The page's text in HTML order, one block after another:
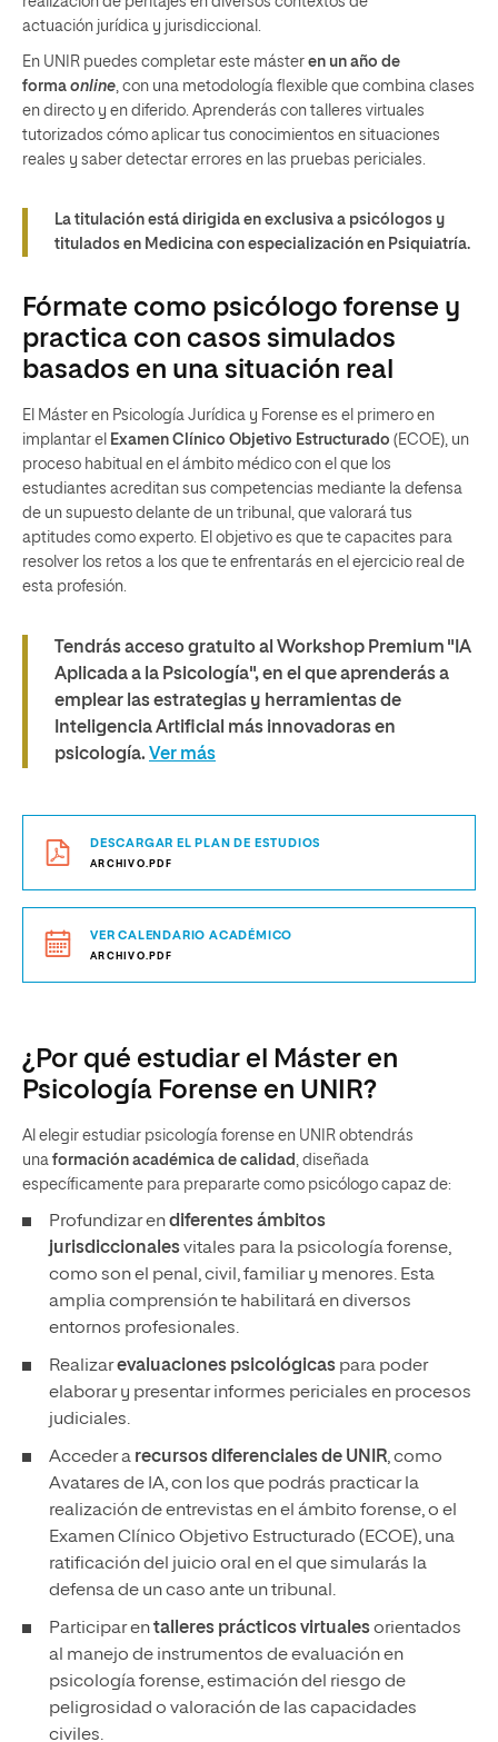
actuación jurídica y jurisdiccional.
En UNIR puedes completar este máster en un año de
forma online, con una metodología flexible que combina clases
en directo y en diferido. Aprenderás con talleres virtuales
tutorizados cómo aplicar tus conocimientos en situaciones
reales y saber detectar errores en las pruebas periciales.
La titulación está dirigida en exclusiva a psicólogos y
titulados en Medicina con especialización en Psiquiatría.
Fórmate como psicólogo forense y
practica con casos simulados
basados en una situación real
El Máster en Psicología Jurídica y Forense es el primero en
implantar el Examen Clínico Objetivo Estructurado (ECOE), un
proceso habitual en el ámbito médico con el que los
estudiantes acreditan sus competencias mediante la defensa
de un supuesto delante de un tribunal, que valorará tus
aptitudes como experto. El objetivo es que te capacites para
resolver los retos a los que te enfrentarás en el ejercicio real de
esta profesión.
Tendrás acceso gratuito al Workshop Premium "IA
Aplicada a la Psicología", en el que aprenderás a
emplear las estrategias y herramientas de
Inteligencia Artificial más innovadoras en
psicología. Ver más
DESCARGAR EL PLAN DE ESTUDIOS
ARCHIVO.PDF
VER CALENDARIO ACADÉMICO
ARCHIVO.PDF
¿Por qué estudiar el Máster en
Psicología Forense en UNIR?
Al elegir estudiar psicología forense en UNIR obtendrás
una formación académica de calidad, diseñada
específicamente para prepararte como psicólogo capaz de:
Profundizar endiferentes ámbitos
jurisdiccionalesvitales para la psicología forense,
como son el penal, civil, familiar y menores. Esta
amplia comprensión te habilitará en diversos
entornos profesionales.
Realizarevaluaciones psicológicas para poder
elaborar y presentar informes periciales en procesos
judiciales.
Acceder a recursos diferenciales de UNIR, como
Avatares de IA, con los que podrás practicar la
realización de entrevistas en el ámbito forense, o el
Examen Clínico Objetivo Estructurado (ECOE), una
ratificación del juicio oral en el que simularás la
defensa de un caso ante un tribunal.
Participar entalleres prácticos virtualesorientados
al manejo de instrumentos de evaluación en
psicología forense, estimación del riesgo de
peligrosidad o valoración de las capacidades
civiles.